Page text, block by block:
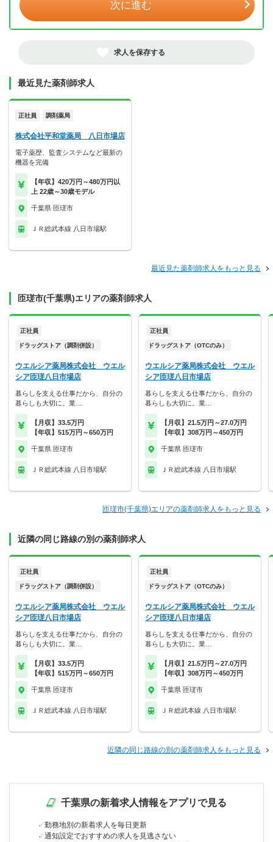
次に進む
求人を保存する
最近見た薬剤師求人
正社員 調剤薬局
株式会社平和堂薬局 八日市場店
電子薬歴、監査システムなど最新の
機器を完備
【年収】420万円～480万円以
上 22歳～30歳モデル
千葉県 匝瑳市
ＪＲ総武本線 八日市場駅
最近見た薬剤師求人をもっと見る
匝瑳市(千葉県)エリアの薬剤師求人
正社員
ドラッグストア（調剤併設）
ウエルシア薬局株式会社 ウエル
シア匝瑳八日市場店
暮らしを支える仕事だから、自分の
暮らしも大切に。業…
【月収】33.5万円
【年収】515万円～650万円
千葉県 匝瑳市
ＪＲ総武本線 八日市場駅
正社員
ドラッグストア（OTCのみ）
ウエルシア薬局株式会社 ウエル
シア匝瑳八日市場店
暮らしを支える仕事だから、自分の
暮らしも大切に。業…
【月収】21.5万円～27.0万円
【年収】308万円～450万円
千葉県 匝瑳市
ＪＲ総武本線 八日市場駅
匝瑳市(千葉県)エリアの薬剤師求人をもっと見る
近隣の同じ路線の別の薬剤師求人
正社員
ドラッグストア（調剤併設）
ウエルシア薬局株式会社 ウエル
シア匝瑳八日市場店
暮らしを支える仕事だから、自分の
暮らしも大切に。業…
【月収】33.5万円
【年収】515万円～650万円
千葉県 匝瑳市
ＪＲ総武本線 八日市場駅
正社員
ドラッグストア（OTCのみ）
ウエルシア薬局株式会社 ウエル
シア匝瑳八日市場店
暮らしを支える仕事だから、自分の
暮らしも大切に。業…
【月収】21.5万円～27.0万円
【年収】308万円～450万円
千葉県 匝瑳市
ＪＲ総武本線 八日市場駅
近隣の同じ路線の別の薬剤師求人をもっと見る
千葉県の新着求人情報をアプリで見る
勤務地別の新着求人を毎日更新
通知設定でおすすめの求人を見逃さない